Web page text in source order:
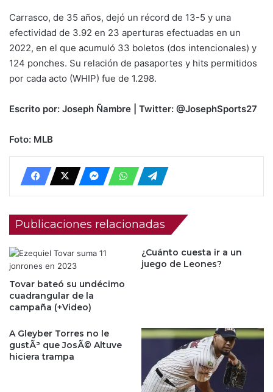
Carrasco, de 35 años, dejó un récord de 13-5 y una
efectividad de 3.92 en 23 aperturas efectuadas en un
2022, en el que acumuló 33 boletos (dos intencionales) y
124 ponches. Su relación de pasaportes y hits permitidos
por cada acto (WHIP) fue de 1.298.
Escrito por: Joseph Ñambre | Twitter: @JosephSports27
Foto: MLB
Publicaciones relacionadas
Tovar bateó su undécimo
cuadrangular de la
campaña (+Video)
¿Cuánto cuesta ir a un
juego de Leones?
A Gleyber Torres no le
gustÃ³ que JosÃ© Altuve
hiciera trampa